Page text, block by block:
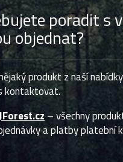
poradit s
objednat?
produkt z naší
kontaktovat.
– všechny
a platby platební